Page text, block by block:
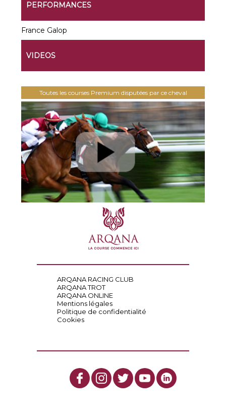
PERFORMANCES
France Galop
VIDEOS
Toutes les courses Premium disputées par ce cheval
ARQANA RACING CLUB
ARQANA TROT
ARQANA ONLINE
Mentions légales
Politique de confidentialité
Cookies